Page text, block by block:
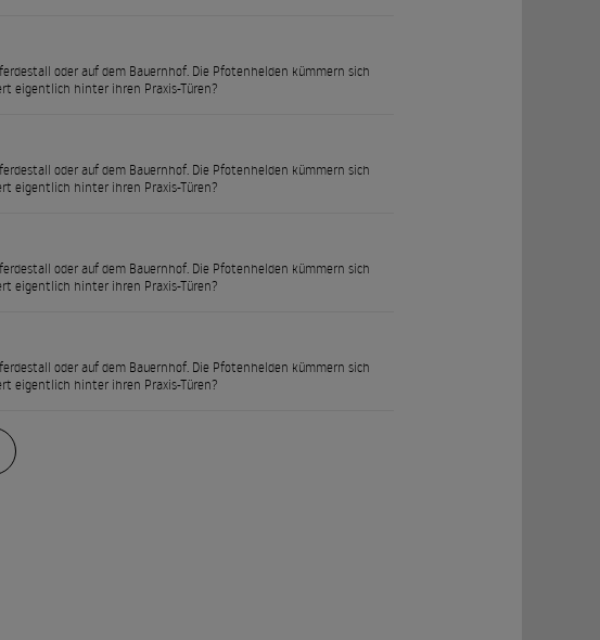
oder auf dem Bauernhof. Die Pfotenhelden kümmern sich
eigentlich hinter ihren Praxis-Türen?
oder auf dem Bauernhof. Die Pfotenhelden kümmern sich
eigentlich hinter ihren Praxis-Türen?
oder auf dem Bauernhof. Die Pfotenhelden kümmern sich
eigentlich hinter ihren Praxis-Türen?
oder auf dem Bauernhof. Die Pfotenhelden kümmern sich
eigentlich hinter ihren Praxis-Türen?